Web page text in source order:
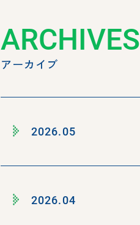
ARCHIVES
アーカイブ
2026.05
2026.04